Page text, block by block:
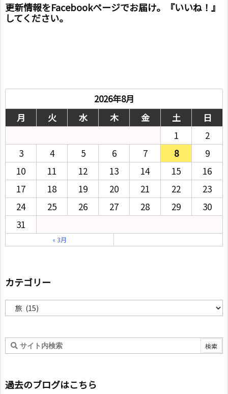
更新情報をFacebookページでお届け。『いいね！』
してください。
2026年8月
月
火 水 木 金 土
日
1
2
3
4 5 6 7 8
9
10
11 12 13 14 15
16
17
18 19 20 21 22
23
24
25 26 27 28 29
30
31
« 3月
カテゴリー
テ
リ
ー
過去のブログはこちら